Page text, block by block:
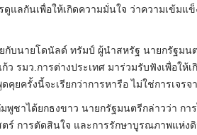
ดูแลกันเพื่อให้เกิดความมั่นใจ ว่าความเข้ม
กับนายโดนัลด์ ทรัมป์ ผู้นำสหรัฐ นายกรัฐม
รมว.การต่างประเทศ มาร่วมรับฟังเพื่อให้
ยครั้งนี้จะเรียกว่าการหารือ ไม่ใช่การเจรจา
ชาได้ยกธงขาว นายกรัฐมนตรีกล่าวว่า กา
ตร์ การตัดสินใจ และการรักษาบูรณภาพแห่